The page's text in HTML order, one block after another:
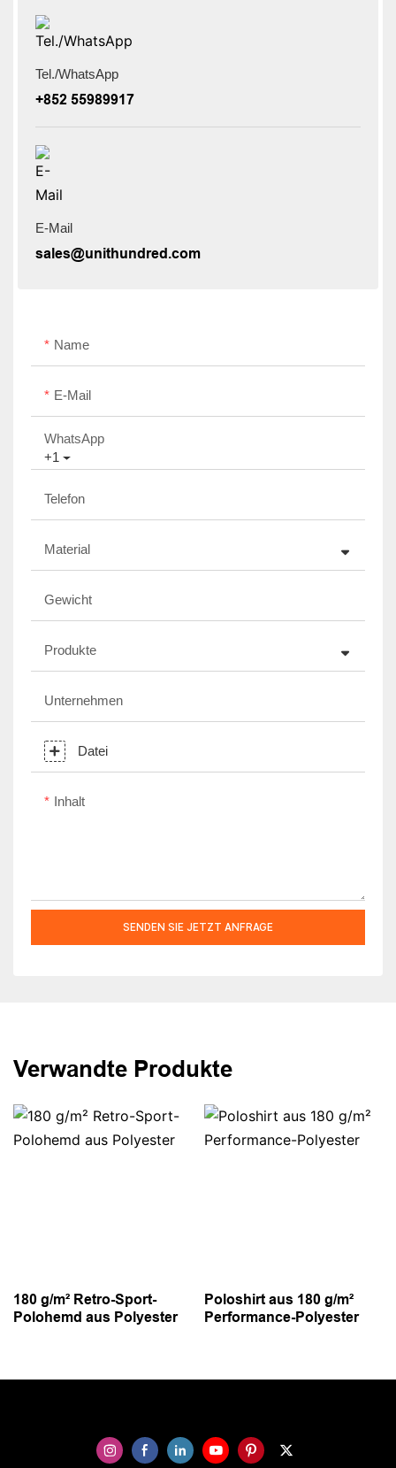
Tel./WhatsApp
+852 55989917
E-Mail
sales@unithundred.com
Name
E-Mail
+1
WhatsApp
Telefon
Material
Gewicht
Produkte
Unternehmen
Datei
Inhalt
SENDEN SIE JETZT ANFRAGE
Verwandte Produkte
180 g/m² Retro-Sport-
Polohemd aus Polyester
Poloshirt aus 180 g/m²
Performance-Polyester